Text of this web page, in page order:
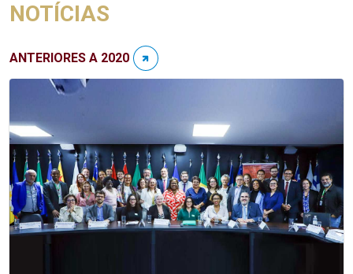
NOTÍCIAS
ANTERIORES A 2020